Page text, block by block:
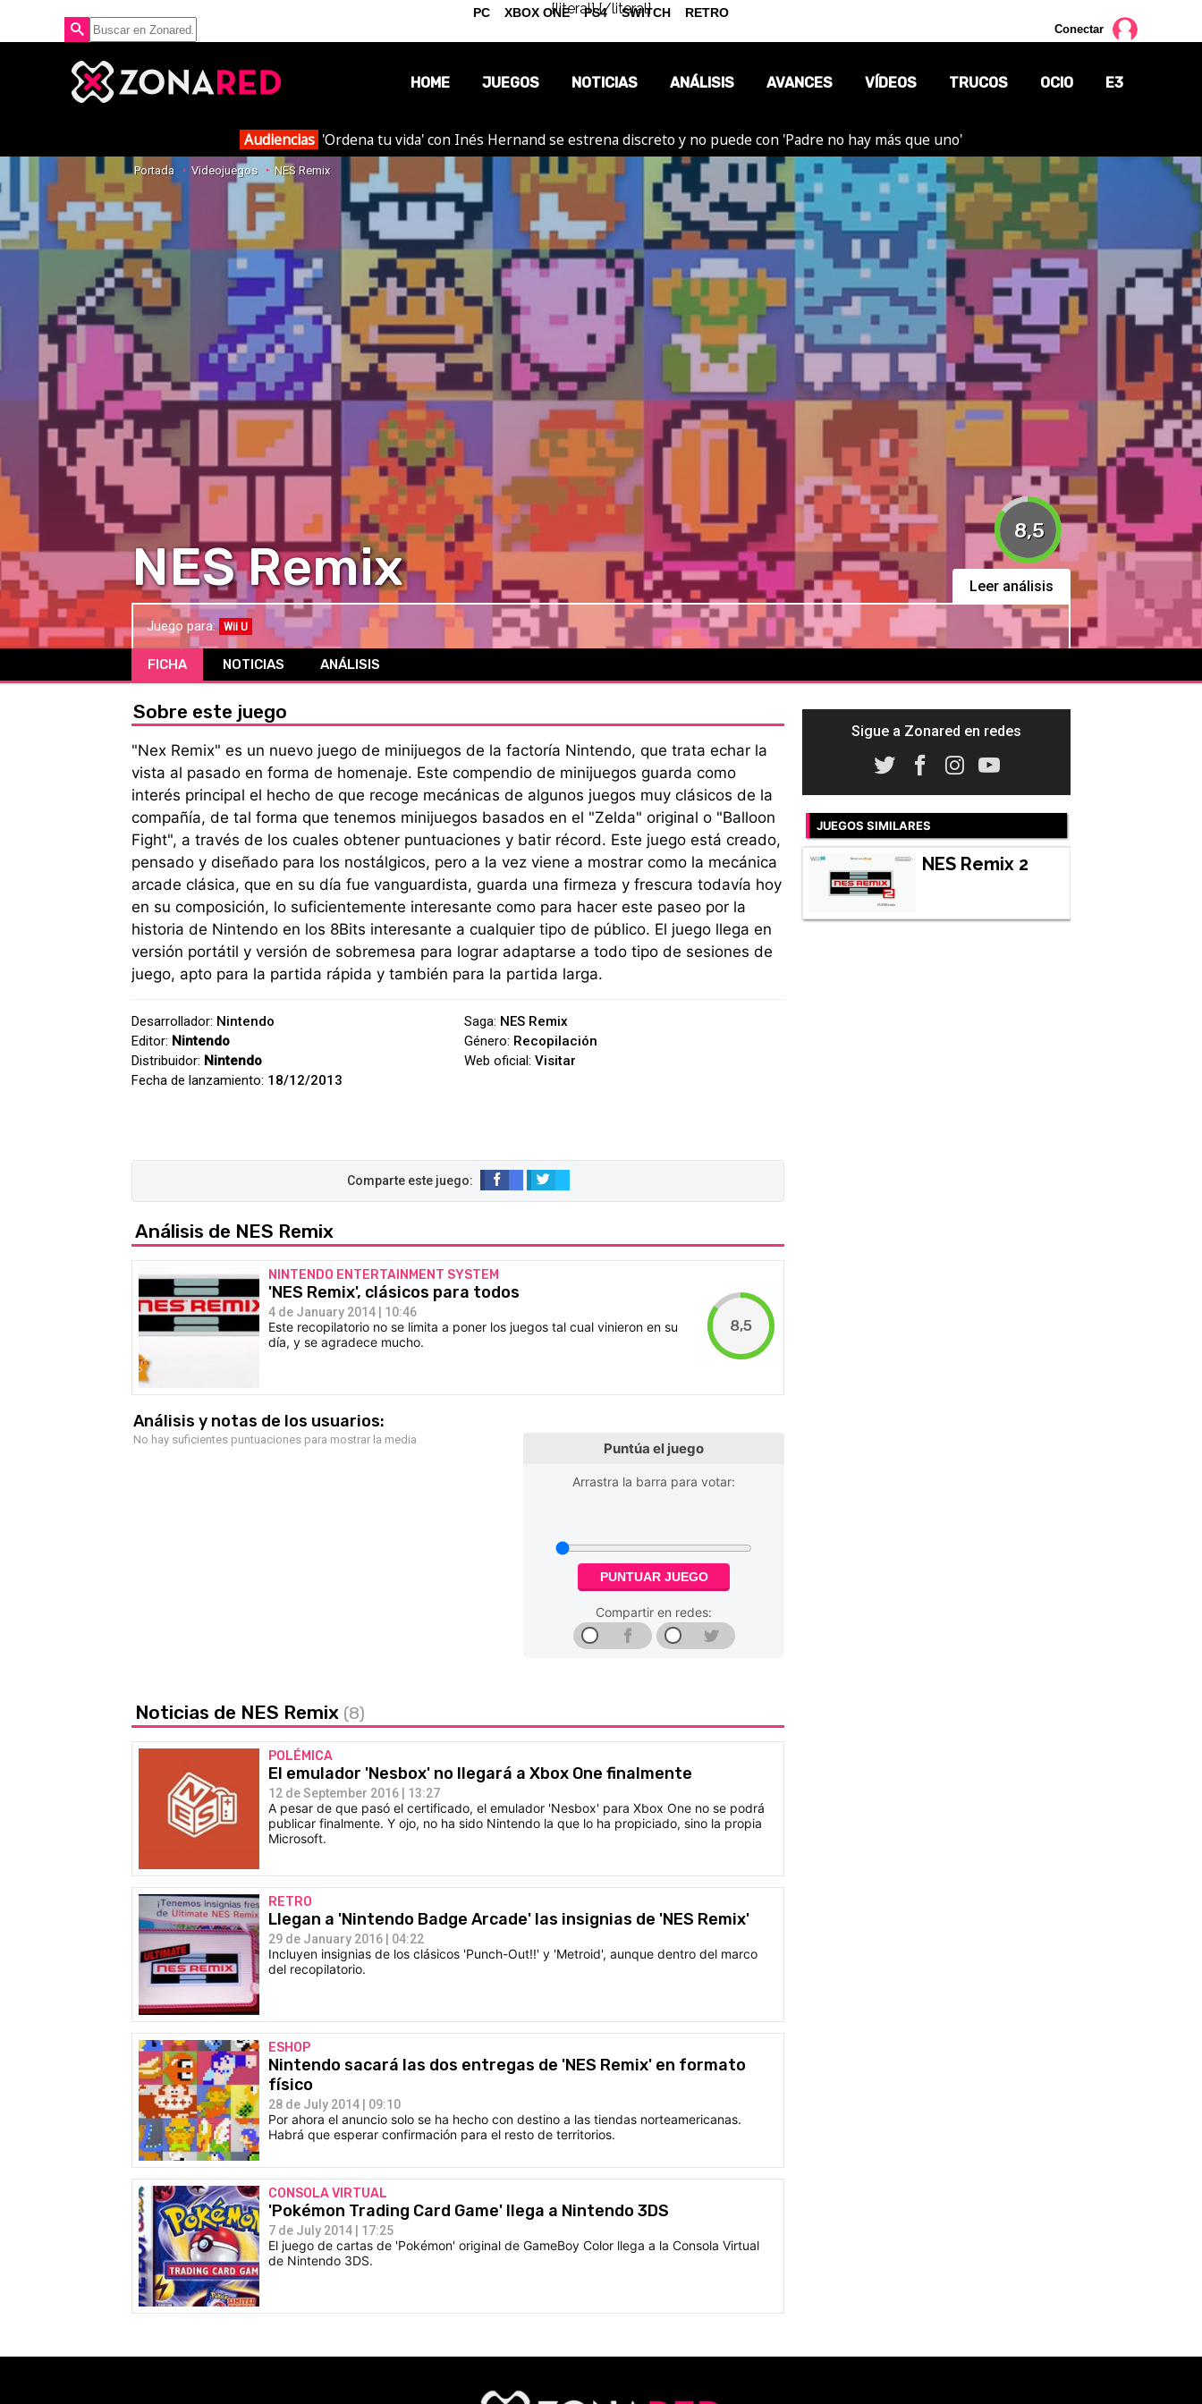
{literal}{/literal}
Conectar
HOME JUEGOS NOTICIAS
OPINIÓN
REPORTAJES
ANÁLISIS AVANCES VÍDEOS TRUCOS OCIO
CÓMICS
MANGA
E3
Audiencias 'Ordena tu vida' con Inés Hernand se estrena discreto y no puede con 'Padre no hay más que uno'
Portada Videojuegos NES Remix
8,5
NES Remix Leer análisis
Juego para: Wii U
FICHA NOTICIAS ANÁLISIS
Sobre este juego
"Nex Remix" es un nuevo juego de minijuegos de la factoría Nintendo, que trata echar la
vista al pasado en forma de homenaje. Este compendio de minijuegos guarda como
interés principal el hecho de que recoge mecánicas de algunos juegos muy clásicos de la
compañía, de tal forma que tenemos minijuegos basados en el "Zelda" original o "Balloon
Fight", a través de los cuales obtener puntuaciones y batir récord. Este juego está creado,
pensado y diseñado para los nostálgicos, pero a la vez viene a mostrar como la mecánica
arcade clásica, que en su día fue vanguardista, guarda una firmeza y frescura todavía hoy
en su composición, lo suficientemente interesante como para hacer este paseo por la
historia de Nintendo en los 8Bits interesante a cualquier tipo de público. El juego llega en
versión portátil y versión de sobremesa para lograr adaptarse a todo tipo de sesiones de
juego, apto para la partida rápida y también para la partida larga.
Desarrollador: Nintendo
Editor: Nintendo
Distribuidor: Nintendo
Fecha de lanzamiento: 18/12/2013
Saga: NES Remix
Género: Recopilación
Web oficial:Visitar
Análisis de NES Remix
NINTENDO ENTERTAINMENT SYSTEM
'NES Remix', clásicos para todos
4 de January 2014 | 10:46
Este recopilatorio no se limita a poner los juegos tal cual vinieron en su
día, y se agradece mucho.
8,5
Análisis y notas de los usuarios:
No hay suficientes puntuaciones para mostrar la media
Puntúa el juego
Arrastra la barra para votar:
PUNTUAR JUEGO
Compartir en redes:
Noticias de NES Remix (8)
POLÉMICA
El emulador 'Nesbox' no llegará a Xbox One finalmente
12 de September 2016 | 13:27
A pesar de que pasó el certificado, el emulador 'Nesbox' para Xbox One no se podrá
publicar finalmente. Y ojo, no ha sido Nintendo la que lo ha propiciado, sino la propia
Microsoft.
RETRO
Llegan a 'Nintendo Badge Arcade' las insignias de 'NES Remix'
29 de January 2016 | 04:22
Incluyen insignias de los clásicos 'Punch-Out!!' y 'Metroid', aunque dentro del marco
del recopilatorio.
ESHOP
Nintendo sacará las dos entregas de 'NES Remix' en formato
físico
28 de July 2014 | 09:10
Por ahora el anuncio solo se ha hecho con destino a las tiendas norteamericanas.
Habrá que esperar confirmación para el resto de territorios.
CONSOLA VIRTUAL
'Pokémon Trading Card Game' llega a Nintendo 3DS
7 de July 2014 | 17:25
El juego de cartas de 'Pokémon' original de GameBoy Color llega a la Consola Virtual
de Nintendo 3DS.
Sigue a Zonared en redes
JUEGOS SIMILARES
NES Remix 2
PC XBOX ONE PS4 SWITCH RETRO